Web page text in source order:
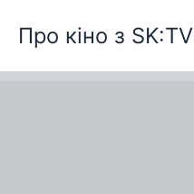
вмісту
Про кіно з SK:TV